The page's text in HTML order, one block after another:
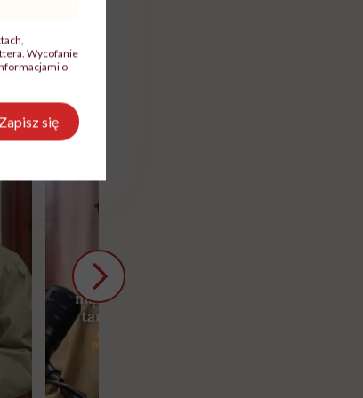
Wycofanie
o
Zapisz się